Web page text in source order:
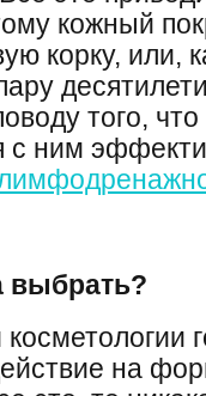
кожный
корку, или,
того,
с ним
выбрать?
на